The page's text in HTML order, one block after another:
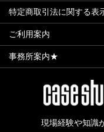
特定商取引法に関する表
ご利用案内
事務所案内★
現場経験や知識